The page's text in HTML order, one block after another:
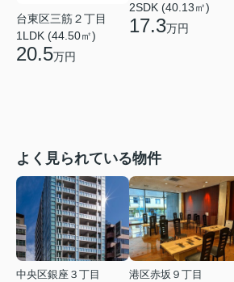
台東区三筋２丁目
1LDK (44.50㎡)
20.5万円
2SDK (40.13㎡)
17.3万円
よく見られている物件
中央区銀座３丁目
港区赤坂９丁目